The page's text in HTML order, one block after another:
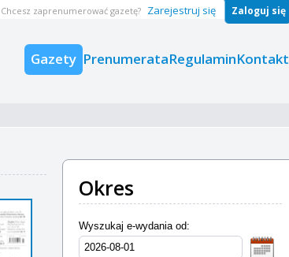
Gazety PrenumerataRegulaminKontakt
Chcesz zaprenumerować gazetę? Zarejestruj się Zaloguj się
Okres
Wyszukaj e-wydania od: